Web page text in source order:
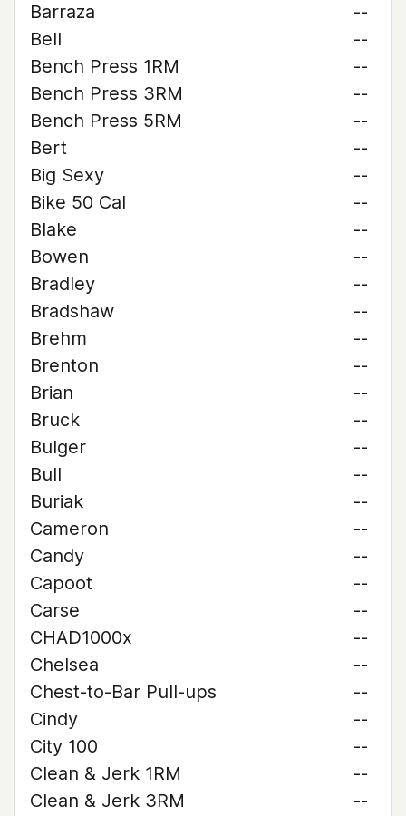
Barraza
--
Bell
--
Bench Press 1RM
--
Bench Press 3RM
--
Bench Press 5RM
--
Bert
--
Big Sexy
--
Bike 50 Cal
--
Blake
--
Bowen
--
Bradley
--
Bradshaw
--
Brehm
--
Brenton
--
Brian
--
Bruck
--
Bulger
--
Bull
--
Buriak
--
Cameron
--
Candy
--
Capoot
--
Carse
--
CHAD1000x
--
Chelsea
--
Chest-to-Bar Pull-ups
--
Cindy
--
City 100
--
Clean & Jerk 1RM
--
Clean & Jerk 3RM
--